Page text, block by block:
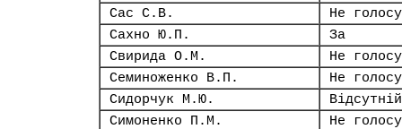
Сас С.В.
Не
Сахно Ю.П.
За
Свирида О.М.
Не
Семиноженко В.П.
Не
Сидорчук М.Ю.
Відсутній
Симоненко П.М.
Не